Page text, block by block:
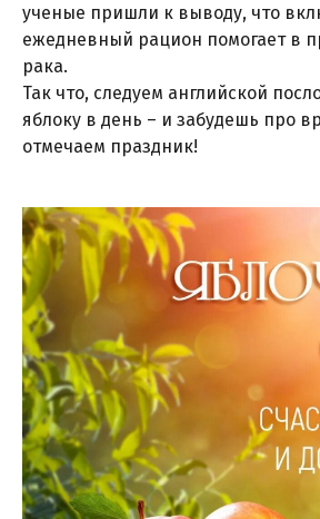
ученые пришли к выводу, что
ежедневный рацион помогает в
рака.
Так что, следуем английской
яблоку в день – и забудешь про
отмечаем праздник!